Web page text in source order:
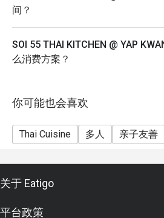
间？
SOI 55 THAI KITCHEN @ YAP
么消费方案？
你可能也会喜欢
Thai Cuisine 多人 亲子友善
关于 Eatigo
平台政策